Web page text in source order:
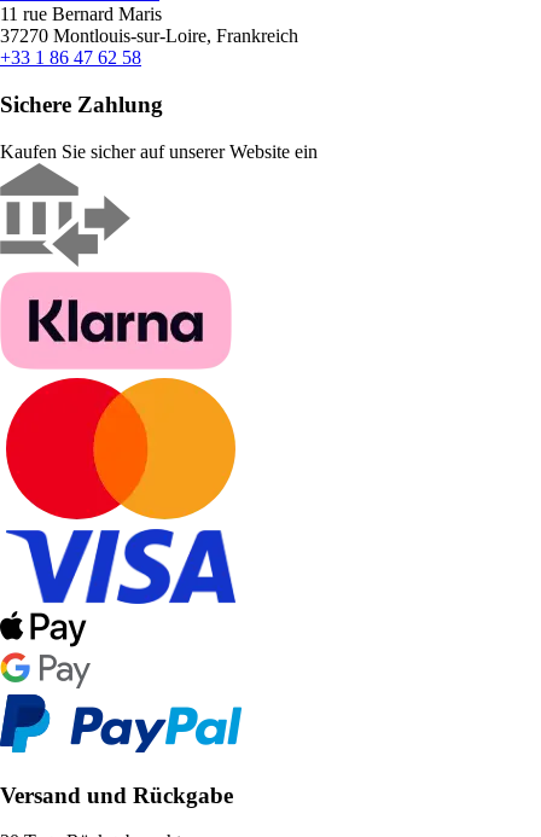
11 rue Bernard Maris
37270 Montlouis-sur-Loire, Frankreich
+33 1 86 47 62 58
Sichere Zahlung
Kaufen Sie sicher auf unserer Website ein
Versand und Rückgabe